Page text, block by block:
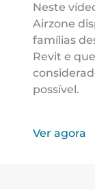
Neste
Airzone
famílias
Revit e
possível.
Ver agora